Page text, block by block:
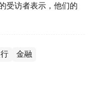
受访者表示，他们的
金融